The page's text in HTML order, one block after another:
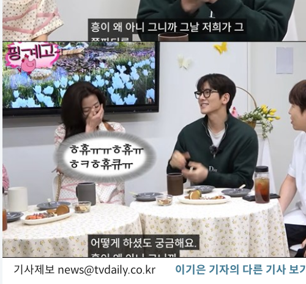
기사제보 news@tvdaily.co.kr 이기은 기자의 다른 기사 보기